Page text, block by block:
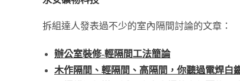
拆組達人發表過不少的室內隔間討論的文章：
辦公室裝修-輕隔間工法簡論
木作隔間、輕隔間、高隔間，你聽過電焊白